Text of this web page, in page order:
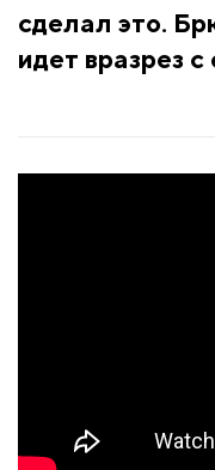
сделал это.
идет вразрез